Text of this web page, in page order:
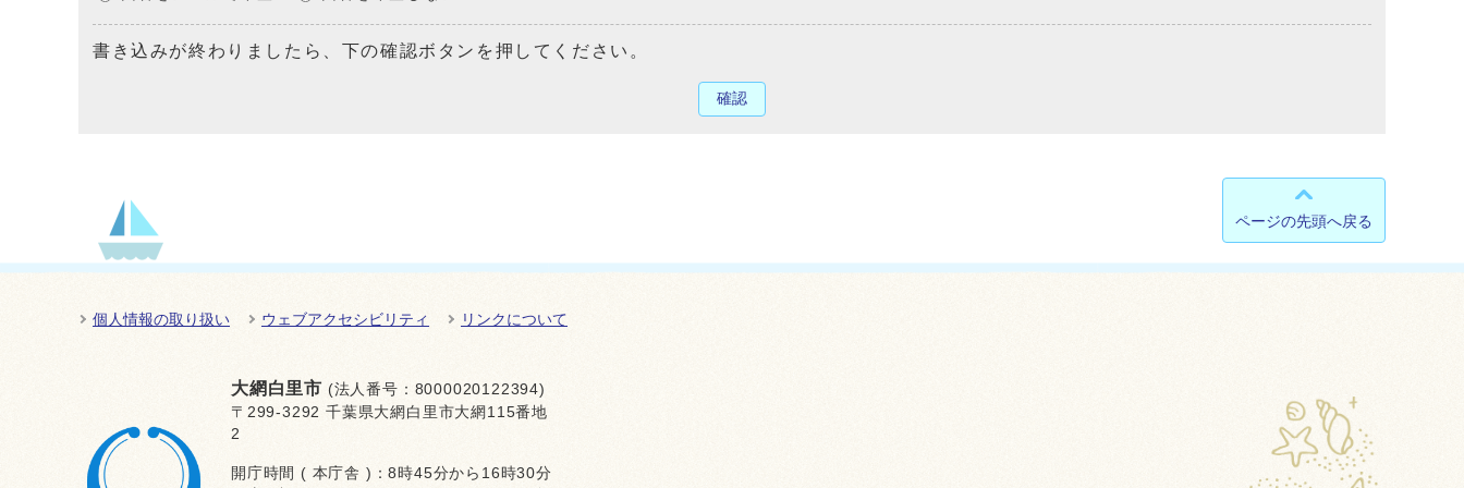
書き込みが終わりましたら、下の確認ボタンを押してください。
確認
ページの先頭へ戻る
個人情報の取り扱い ウェブアクセシビリティ リンクについて
大網白里市 (法人番号：8000020122394)
〒299-3292 千葉県大網白里市大網115番地
2
開庁時間 ( 本庁舎 )：8時45分から16時30分